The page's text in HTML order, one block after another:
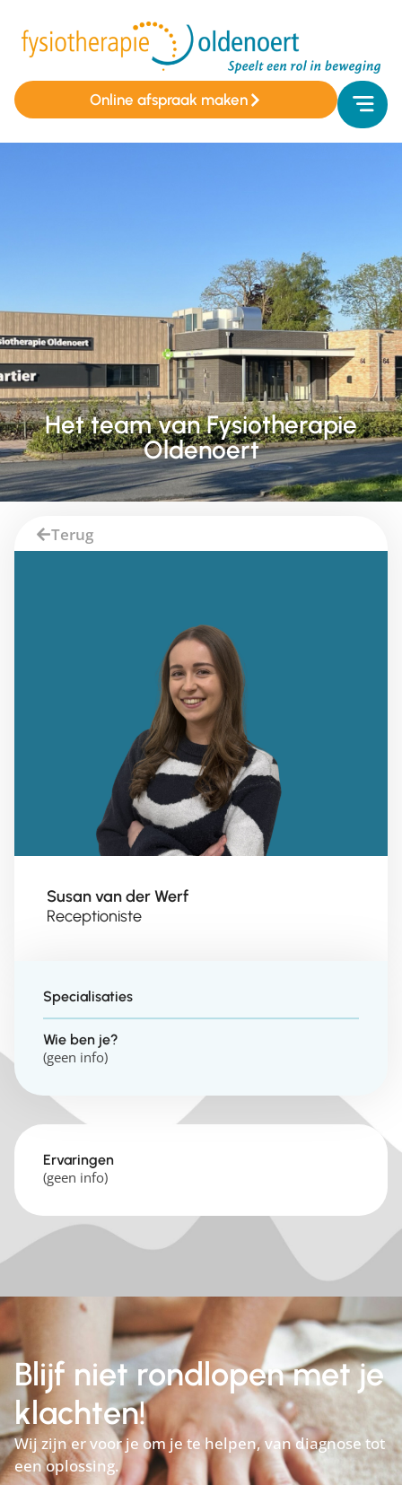
Online afspraak maken
Het team van Fysiotherapie
Oldenoert
Specialisaties
Wie ben je?
(geen info)
Terug
Susan van der Werf
Receptioniste
Ervaringen
(geen info)
Blijf niet rondlopen met je
klachten!
Wij zijn er voor je om je te helpen, van diagnose tot
een oplossing.